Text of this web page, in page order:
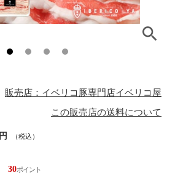
販売店：イベリコ豚専門店イベリコ屋
この販売店の送料について
円 （税込）
30